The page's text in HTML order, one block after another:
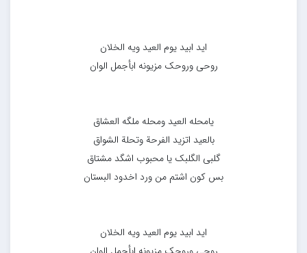
اید ابید یوم العید ویه الخلان
روحی وروحک مزیونه ابأجمل الوان
یامحله العید ومحله ملگه العشاق
بالعید اتزید الفرحة وتحلة الشواق
گلبی الگلبک یا محبوب اشگد مشتاق
بس کون اشتم من ورد اخدود البستان
اید ابید یوم العید ویه الخلان